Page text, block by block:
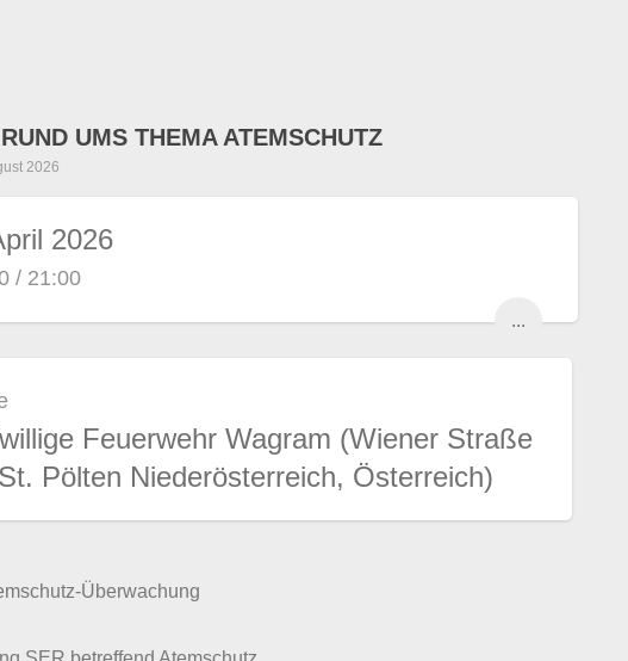
UMS THEMA ATEMSCHUTZ
2026
2026
/ 21:00
...
Feuerwehr Wagram (Wiener Straße
Pölten Niederösterreich, Österreich)
Überwachung